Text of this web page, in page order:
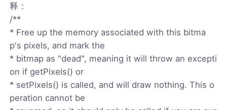
释：
/**
* Free up the memory associated with this bitma
p's pixels, and mark the
* bitmap as "dead", meaning it will throw an excepti
on if getPixels() or
* setPixels() is called, and will draw nothing. This o
peration cannot be